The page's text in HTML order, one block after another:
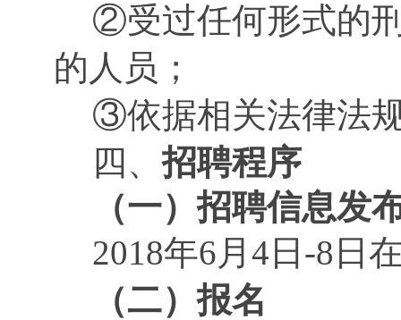
②受过任何形式的
的人员；
③依据相关法律法
四、招聘程序
（一）招聘信息发
2018年6月4日-8日
（二）报名